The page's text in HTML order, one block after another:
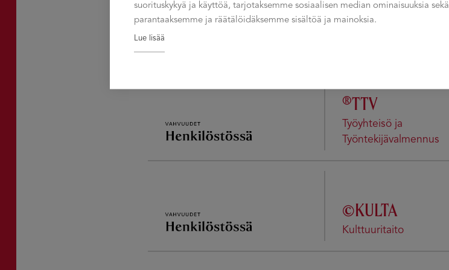
®OSM
®TTV
Työyhteisö ja
Työntekijävalmennus
©KULTA
Kulttuuritaito
suorituskykyä ja käyttöä, tarjotaksemme sosiaalisen median ominaisuuksia sekä
parantaaksemme ja räätälöidäksemme sisältöä ja mainoksia.
Lue lisää